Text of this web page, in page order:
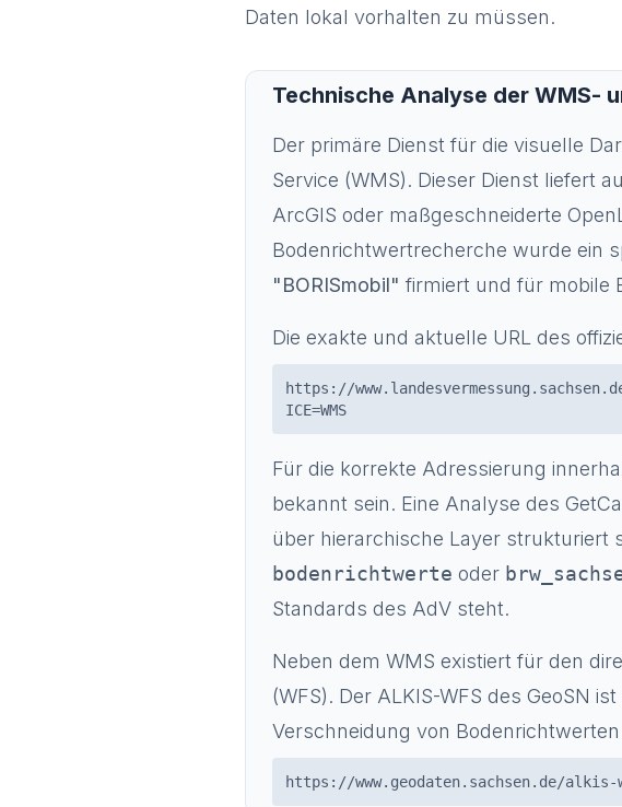
Daten lokal vorhalten zu müssen.
Technische Analyse der WMS-
Der primäre Dienst für die visuelle
Service (WMS). Dieser Dienst liefert
ArcGIS oder maßgeschneiderte
Bodenrichtwertrecherche wurde ein
"BORISmobil" firmiert und für mobile
Die exakte und aktuelle URL des
https://
ICE=WMS
Für die korrekte Adressierung
bekannt sein. Eine Analyse des
über hierarchische Layer strukturiert
bodenrichtwerte oder
Standards des AdV steht.
Neben dem WMS existiert für den
(WFS). Der ALKIS-WFS des GeoSN
Verschneidung von
https://www.geodaten.sachsen.de/alkis-